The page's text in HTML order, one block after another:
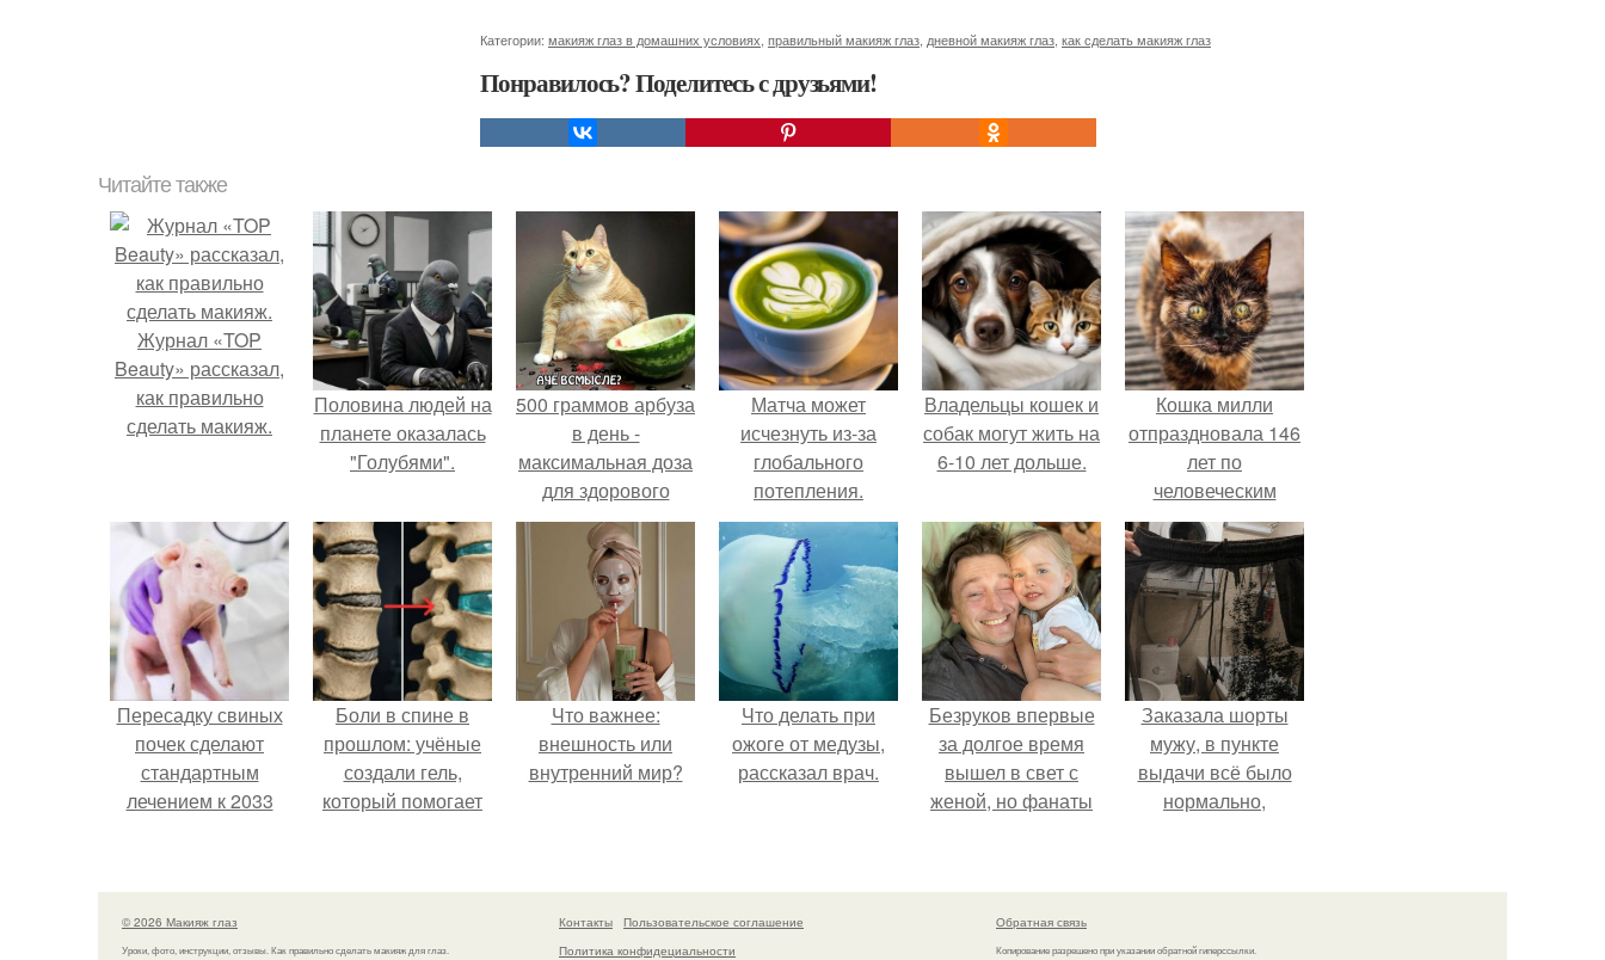
Категории: макияж глаз в домашних условиях, правильный макияж глаз, дневной макияж глаз, как сделать макияж глаз
Понравилось? Поделитесь с друзьями!
Читайте также
Журнал «TOP
Beauty» рассказал,
как правильно
сделать макияж.
Половина людей на
планете оказалась
"Голубями".
500 граммов арбуза
в день -
максимальная доза
для здорового
взрослого,
предупредили
врачи.
Матча может
исчезнуть из-за
глобального
потепления.
Владельцы кошек и
собак могут жить на
6-10 лет дольше.
Кошка милли
отпраздновала 146
лет по
человеческим
Меркам и
претендует на
звание самой
старой в мире.
Пересадку свиных
почек сделают
стандартным
лечением к 2033
Боли в спине в
прошлом: учёные
создали гель,
который помогает
диски.
Что важнее:
внешность или
внутренний мир?
Что делать при
ожоге от медузы,
рассказал врач.
Безруков впервые
за долгое время
вышел в свет с
женой, но фанаты
Анны: "какая она
скучная.
Заказала шорты
мужу, в пункте
выдачи всё было
нормально,
предвещало беды.
© 2026 Макияж глаз
Уроки, фото, инструкции, отзывы. Как правильно сделать макияж для глаз.
Контакты
Пользовательское соглашение
Политика конфидециальности
Обратная связь
Копирование разрешено при указании обратной гиперссылки.